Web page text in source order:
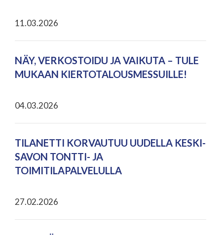
11.03.2026
NÄY, VERKOSTOIDU JA VAIKUTA – TULE
MUKAAN KIERTOTALOUSMESSUILLE!
04.03.2026
TILANETTI KORVAUTUU UUDELLA KESKI-
SAVON TONTTI- JA
TOIMITILAPALVELULLA
27.02.2026